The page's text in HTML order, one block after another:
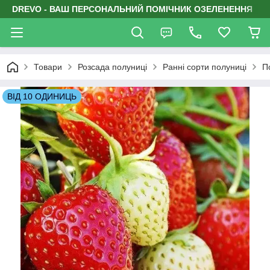
DREVO - ВАШ ПЕРСОНАЛЬНИЙ ПОМІЧНИК ОЗЕЛЕНЕННЯ
Товари Розсада полуниці Ранні сорти полуниці
ВІД 10 ОДИНИЦЬ